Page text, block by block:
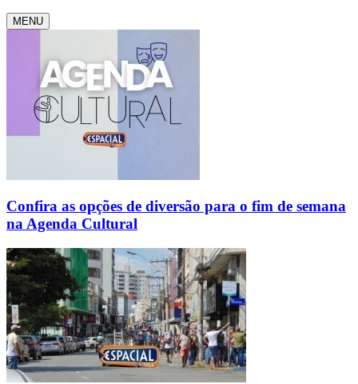
MENU
Confira as opções de diversão para o fim de semana
na Agenda Cultural